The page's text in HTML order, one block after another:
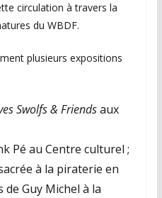
circulation à travers la
du WBDF.
plusieurs expositions
Swolfs & Friendsaux
Pé au Centre culturel ;
à la piraterie en
Guy Michel à la